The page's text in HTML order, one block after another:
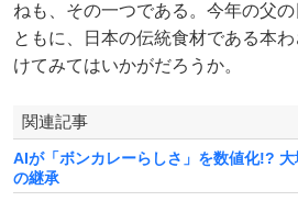
ねも、その一つである。今年の父
ともに、日本の伝統食材である本
けてみてはいかがだろうか。
関連記事
AIが「ボンカレーらしさ」を数値化!? 大
の継承